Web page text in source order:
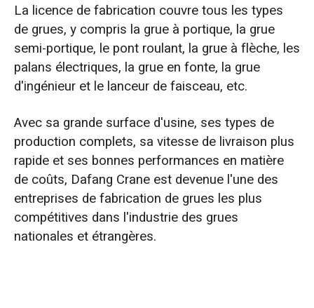
La licence de fabrication couvre tous les types
de grues, y compris la grue à portique, la grue
semi-portique, le pont roulant, la grue à flèche, les
palans électriques, la grue en fonte, la grue
d'ingénieur et le lanceur de faisceau, etc.
Avec sa grande surface d'usine, ses types de
production complets, sa vitesse de livraison plus
rapide et ses bonnes performances en matière
de coûts, Dafang Crane est devenue l'une des
entreprises de fabrication de grues les plus
compétitives dans l'industrie des grues
nationales et étrangères.